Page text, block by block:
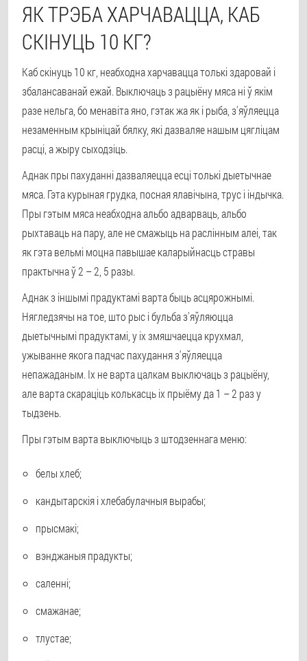
ЯК ТРЭБА ХАРЧАВАЦЦА, КАБ
СКІНУЦЬ 10 КГ?
Каб скінуць 10 кг, неабходна харчавацца толькі здаровай і
збалансаванай ежай. Выключаць з рацыёну мяса ні ў якім
разе нельга, бо менавіта яно, гэтак жа як і рыба, з'яўляецца
незаменным крыніцай бялку, які дазваляе нашым цягліцам
расці, а жыру сыходзіць.
Аднак пры пахуданні дазваляецца есці толькі дыетычнае
мяса. Гэта курыная грудка, посная ялавічына, трус і індычка.
Пры гэтым мяса неабходна альбо адварваць, альбо
рыхтаваць на пару, але не смажыць на раслінным алеі, так
як гэта вельмі моцна павышае каларыйнасць стравы
практычна ў 2 – 2, 5 разы.
Аднак з іншымі прадуктамі варта быць асцярожнымі.
Нягледзячы на тое, што рыс і бульба з'яўляюцца
дыетычнымі прадуктамі, у іх змяшчаецца крухмал,
ужыванне якога падчас пахудання з'яўляецца
непажаданым. Іх не варта цалкам выключаць з рацыёну,
але варта скараціць колькасць іх прыёму да 1 – 2 раз у
тыдзень.
Пры гэтым варта выключыць з штодзеннага меню:
белы хлеб;
кандытарскія і хлебабулачныя вырабы;
прысмакі;
вэнджаныя прадукты;
саленні;
смажанае;
тлустае;